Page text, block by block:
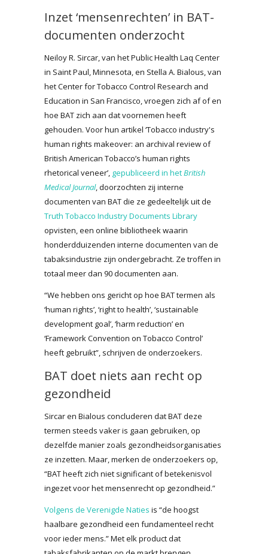
Inzet ‘mensenrechten’ in BAT-
documenten onderzocht
Neiloy R. Sircar, van het Public Health Laq Center
in Saint Paul, Minnesota, en Stella A. Bialous, van
het Center for Tobacco Control Research and
Education in San Francisco, vroegen zich af of en
hoe BAT zich aan dat voornemen heeft
gehouden. Voor hun artikel ‘Tobacco industry's
human rights makeover: an archival review of
British American Tobacco’s human rights
rhetorical veneer’, gepubliceerd in hetBritish
Medical Journal, doorzochten zij interne
documenten van BAT die ze gedeeltelijk uit de
Truth Tobacco Industry Documents Library
opvisten, een online bibliotheek waarin
honderdduizenden interne documenten van de
tabaksindustrie zijn ondergebracht. Ze troffen in
totaal meer dan 90 documenten aan.
“We hebben ons gericht op hoe BAT termen als
‘human rights’, ‘right to health’, ‘sustainable
development goal’, ‘harm reduction’ en
‘Framework Convention on Tobacco Control’
heeft gebruikt”, schrijven de onderzoekers.
BAT doet niets aan recht op
gezondheid
Sircar en Bialous concluderen dat BAT deze
termen steeds vaker is gaan gebruiken, op
dezelfde manier zoals gezondheidsorganisaties
ze inzetten. Maar, merken de onderzoekers op,
“BAT heeft zich niet significant of betekenisvol
ingezet voor het mensenrecht op gezondheid.”
Volgens de Verenigde Naties is “de hoogst
haalbare gezondheid een fundamenteel recht
voor ieder mens.” Met elk product dat